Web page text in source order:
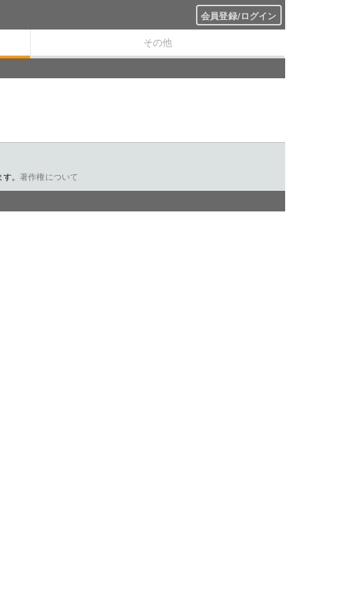
会員登録/ログイン
その他
す。著作権について